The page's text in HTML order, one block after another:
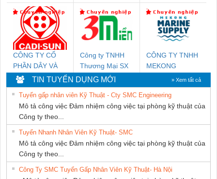
THUẬT ĐIỆN CƠ
GIA HƯNG
PHÁT
CÔNG TY CỔ
PHẦN DÂY VÀ
CÁP ĐIỆN
THƯỢNG ĐÌNH
Công ty TNHH
Thương Mại SX
Ba Miền
CÔNG TY TNHH
MEKONG
SUPPLY
TIN TUYỂN DỤNG MỚI » Xem tất cả
Tuyển gấp nhân viên Kỹ Thuật - Cty SMC Engineering
Mô tả công việc Đảm nhiệm công việc tại phòng kỹ thuật của
Công ty theo...
Tuyển Nhanh Nhân Viên Kỹ Thuật- SMC
Mô tả công việc Đảm nhiệm công việc tại phòng kỹ thuật của
Công ty theo...
Công Ty SMC Tuyển Gấp Nhân Viên Kỹ Thuật- Hà Nội